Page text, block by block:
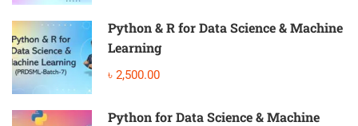
Python & R for Data Science & Machine
Learning
৳ 2,500.00
Python for Data Science & Machine